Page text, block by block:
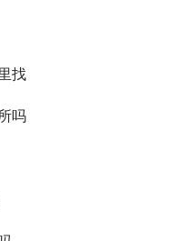
找
吗